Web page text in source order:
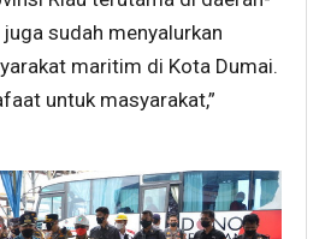
sudah menyalurkan
maritim di Kota Dumai.
untuk masyarakat,”